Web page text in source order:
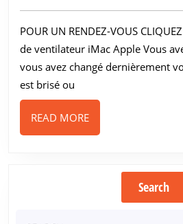
ventilateur
iMac
Apple
POUR UN RENDEZ-VOUS
de ventilateur iMac Apple Vous
vous avez changé dernièrement
est brisé ou
READ MOREREAD
MORE
Search